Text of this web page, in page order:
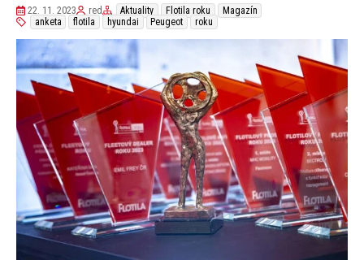
22. 11. 2023 red Aktuality Flotila roku
Magazín
anketa
flotila hyundai Peugeot roku